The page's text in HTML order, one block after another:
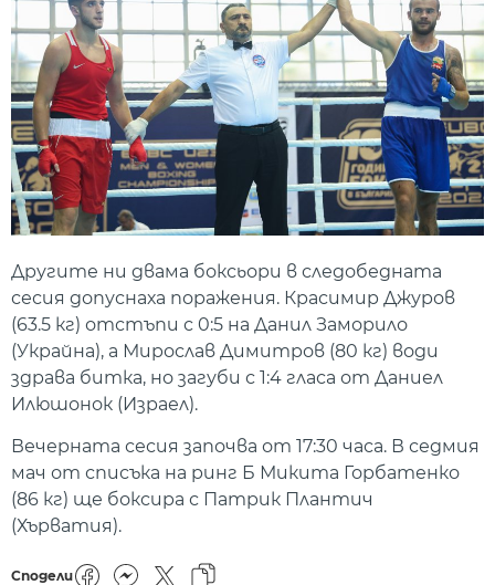
Другите ни двама боксьори в следобедната
сесия допуснаха поражения. Красимир Джуров
(63.5 кг) отстъпи с 0:5 на Данил Заморило
(Украйна), а Мирослав Димитров (80 кг) води
здрава битка, но загуби с 1:4 гласа от Даниел
Илюшонок (Израел).
Вечерната сесия започва от 17:30 часа. В седмия
мач от списъка на ринг Б Микита Горбатенко
(86 кг) ще боксира с Патрик Плантич
(Хърватия).
Сподели